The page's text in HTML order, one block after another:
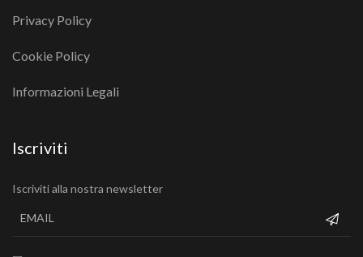
Privacy Policy
Cookie Policy
Informazioni Legali
Iscriviti
Iscriviti alla nostra newsletter